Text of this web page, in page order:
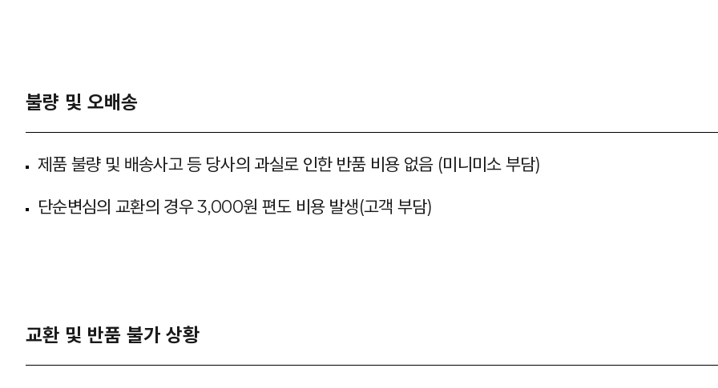
불량 및 오배송
제품 불량 및 배송사고 등 당사의 과실로 인한 반품 비용 없음 (미니미소 부담)
단순변심의 교환의 경우 3,000원 편도 비용 발생(고객 부담)
교환 및 반품 불가 상황